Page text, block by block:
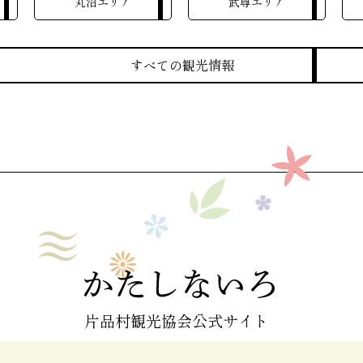
すべての観光情報
片品村観光協会公式サイト